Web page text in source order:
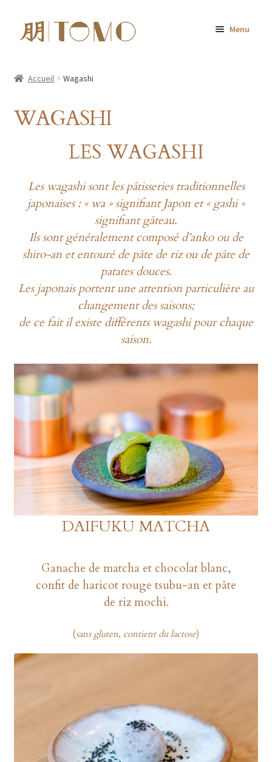
Aller
Aller
au
Menu
Livraison TOMO
Bons cadeaux
A propos
Collaborations
日本語
Accueil Wagashi
WAGASHI
LES WAGASHI
Les wagashi sont les pâtisseries traditionnelles
japonaises : « wa » signifiant Japon et « gashi »
signifiant gâteau.
Ils sont généralement composé d’anko ou de
shiro-an et entouré de pâte de riz ou de pâte de
patates douces.
Les japonais portent une attention particulière au
changement des saisons;
de ce fait il existe différents wagashi pour chaque
saison.
DAIFUKU MATCHA
Ganache de matcha et chocolat blanc,
confit de haricot rouge tsubu-an et pâte
de riz mochi.
(sans gluten, contient du lactose)